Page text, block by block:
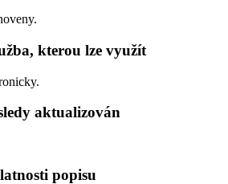
kterou lze využít
aktualizován
popisu